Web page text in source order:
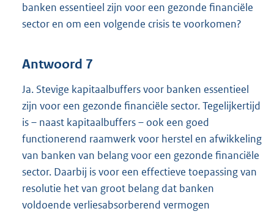
banken essentieel zijn voor een gezonde financiële
sector en om een volgende crisis te voorkomen?
Antwoord 7
Ja. Stevige kapitaalbuffers voor banken essentieel
zijn voor een gezonde financiële sector. Tegelijkertijd
is – naast kapitaalbuffers – ook een goed
functionerend raamwerk voor herstel en afwikkeling
van banken van belang voor een gezonde financiële
sector. Daarbij is voor een effectieve toepassing van
resolutie het van groot belang dat banken
voldoende verliesabsorberend vermogen